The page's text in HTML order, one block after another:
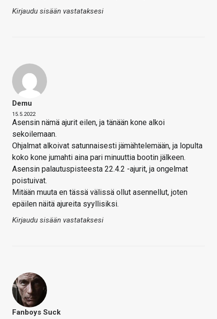
Kirjaudu sisään vastataksesi
Demu
15.5.2022
Asensin nämä ajurit eilen, ja tänään kone alkoi
sekoilemaan.
Ohjalmat alkoivat satunnaisesti jämähtelemään, ja lopulta
koko kone jumahti aina pari minuuttia bootin jälkeen.
Asensin palautuspisteesta 22.4.2 -ajurit, ja ongelmat
poistuivat.
Mitään muuta en tässä välissä ollut asennellut, joten
epäilen näitä ajureita syyllisiksi.
Kirjaudu sisään vastataksesi
Fanboys Suck